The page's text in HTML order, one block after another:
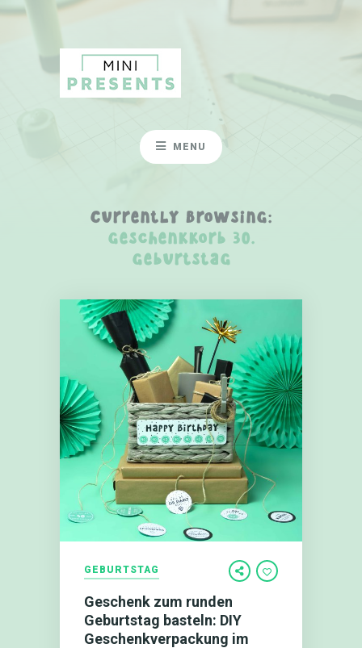
MENU
Currently Browsing:
Geschenkkorb 30.
Geburtstag
GEBURTSTAG
Geschenk zum runden
Geburtstag basteln: DIY
Geschenkverpackung im